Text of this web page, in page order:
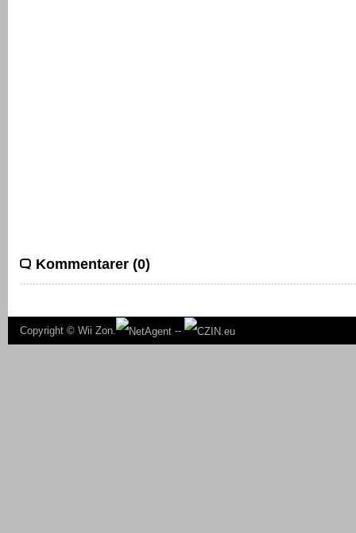
Kommentarer (0)
Copyright © Wii Zon. --